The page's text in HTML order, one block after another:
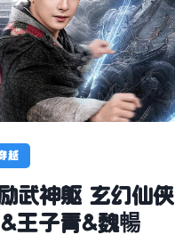
越
武神躯 玄幻仙侠
&王子青&魏暢